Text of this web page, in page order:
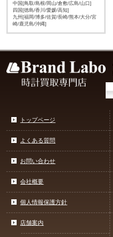
中国[鳥取/島根/岡山/倉敷/広島/山口]
四国[徳島/香川/愛媛/高知]
九州[福岡/博多/佐賀/長崎/熊本/大分/宮
崎/鹿児島/沖縄]
トップページ
よくある質問
お問い合わせ
会社概要
個人情報保護方針
店舗案内